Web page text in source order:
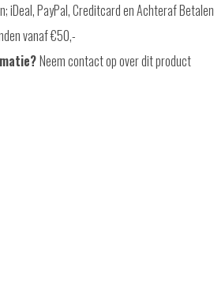
iDeal, PayPal, Creditcard en Achteraf Betalen
vanaf €50,-
Neem contact op over dit product